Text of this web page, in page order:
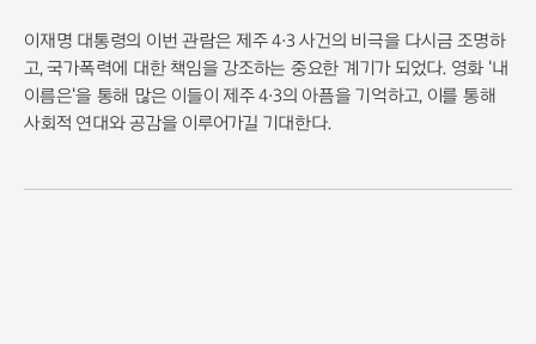
이재명 대통령의 이번 관람은 제주 4·3 사건의 비극을 다시금 조명하
고, 국가폭력에 대한 책임을 강조하는 중요한 계기가 되었다. 영화 '내
이름은'을 통해 많은 이들이 제주 4·3의 아픔을 기억하고, 이를 통해
사회적 연대와 공감을 이루어가길 기대한다.